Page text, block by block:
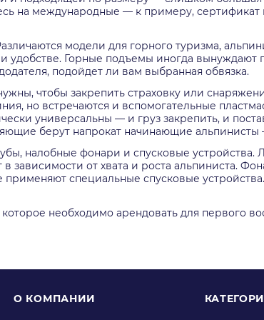
на международные — к примеру,
модели для горного туризма,
Горные подъемы иногда вынуждают
подойдет ли вам выбранная обвязка.
чтобы закрепить страховку или
но встречаются и вспомогательные
универсальны — и груз закрепить, и
берут напрокат начинающие
налобные фонари и спусковые
от хвата и роста альпиниста.
специальные спусковые
необходимо арендовать для первого
О КОМПАНИИ